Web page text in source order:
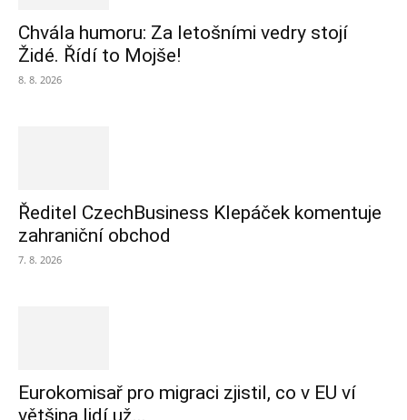
Chvála humoru: Za letošními vedry stojí
Židé. Řídí to Mojše!
8. 8. 2026
Ředitel CzechBusiness Klepáček komentuje
zahraniční obchod
7. 8. 2026
Eurokomisař pro migraci zjistil, co v EU ví